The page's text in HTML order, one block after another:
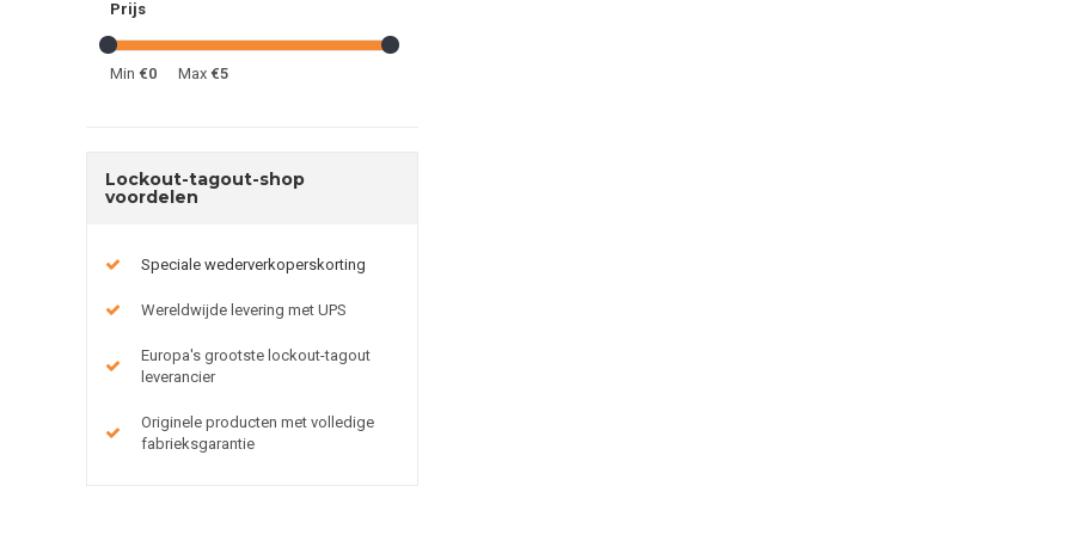
Prijs
Min €0 Max €5
Lockout-tagout-shop
voordelen
Speciale wederverkoperskorting
Wereldwijde levering met UPS
Europa's grootste lockout-tagout
leverancier
Originele producten met volledige
fabrieksgarantie